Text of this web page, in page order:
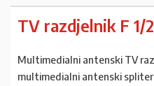
TV razdjelnik F 1/
Multimedialni antenski TV
multimedialni antenski spliter